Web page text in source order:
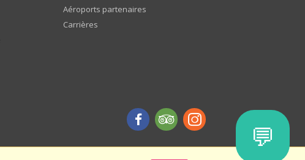
Aéroports partenaires
Carrières
💬